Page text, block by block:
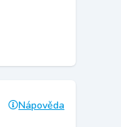
Nápověda